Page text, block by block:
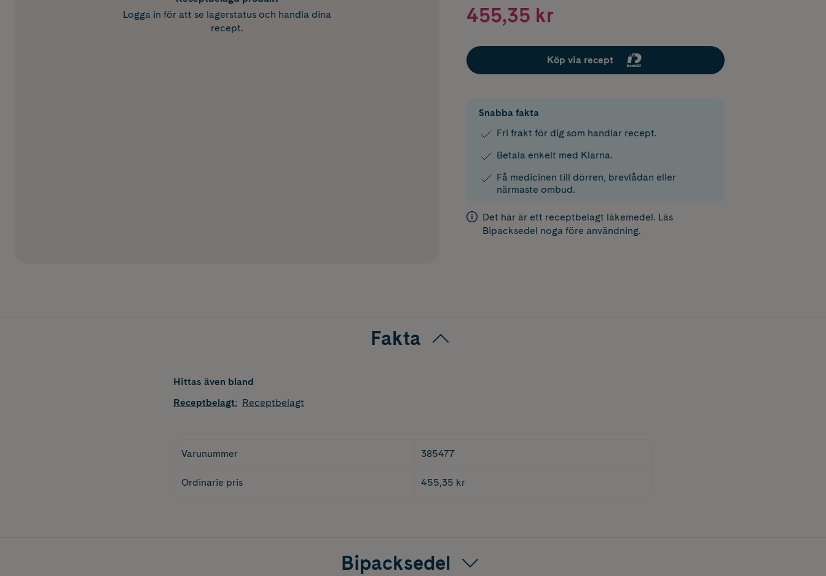
Logga in för att se lagerstatus och handla dina
recept.
455,35 kr
Köp via recept
Snabba fakta
Fri frakt för dig som handlar recept.
Betala enkelt med Klarna.
Få medicinen till dörren, brevlådan eller
närmaste ombud.
Det här är ett receptbelagt läkemedel. Läs
Bipacksedel noga före användning.
Fakta
Hittas även bland
Receptbelagt: Receptbelagt
Varunummer 385477
Ordinarie pris 455,35 kr
Bipacksedel